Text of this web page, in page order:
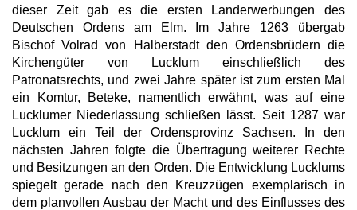
dieser Zeit gab es die ersten Landerwerbungen des
Deutschen Ordens am Elm. Im Jahre 1263 übergab
Bischof Volrad von Halberstadt den Ordensbrüdern die
Kirchengüter von Lucklum einschließlich des
Patronatsrechts, und zwei Jahre später ist zum ersten Mal
ein Komtur, Beteke, namentlich erwähnt, was auf eine
Lucklumer Niederlassung schließen lässt. Seit 1287 war
Lucklum ein Teil der Ordensprovinz Sachsen. In den
nächsten Jahren folgte die Übertragung weiterer Rechte
und Besitzungen an den Orden. Die Entwicklung Lucklums
spiegelt gerade nach den Kreuzzügen exemplarisch in
dem planvollen Ausbau der Macht und des Einflusses des